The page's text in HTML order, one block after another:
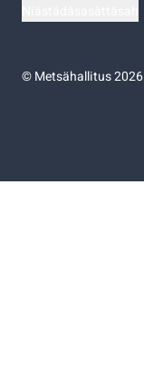
©Metsähallitus 2026